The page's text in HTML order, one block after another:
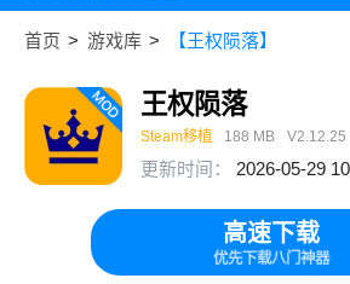
首页 > 游戏库 > 【王权陨落】
王权陨落
Steam移植 188 MB V2.12.25
更新时间： 2026-05-29
高速下载
优先下载八门神器